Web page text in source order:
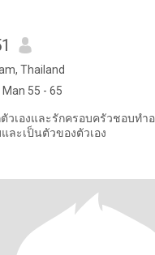
Thailand
Man 55 - 65
วเองและรักครอบครัวชอบทำ
ละเป็นตัวของตัวเอง